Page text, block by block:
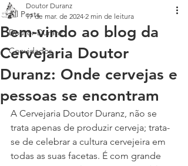
All Posts
Doutor Duranz
Convidados
Bem-vindo ao blog da
Cervejaria Doutor
Duranz: Onde cervejas e
pessoas se encontram
Doutor Duranz
17 de mar. de 2024 2 min de leitura
A Cervejaria Doutor Duranz, não se
trata apenas de produzir cerveja; trata-
se de celebrar a cultura cervejeira em
todas as suas facetas. É com grande